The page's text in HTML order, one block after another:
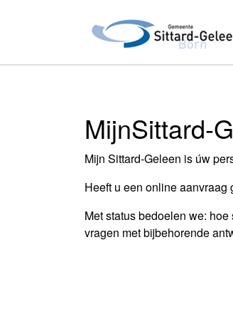
MijnSittard-
Mijn Sittard-Geleen is úw
Heeft u een online
Met status bedoelen we:
vragen met bijbehorende